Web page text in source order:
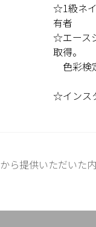
☆1級ネ
有者
☆エース
取得。
色彩検
☆インス
ら提供いただいた